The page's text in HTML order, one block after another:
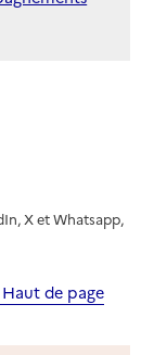
X et Whatsapp,
Haut de page